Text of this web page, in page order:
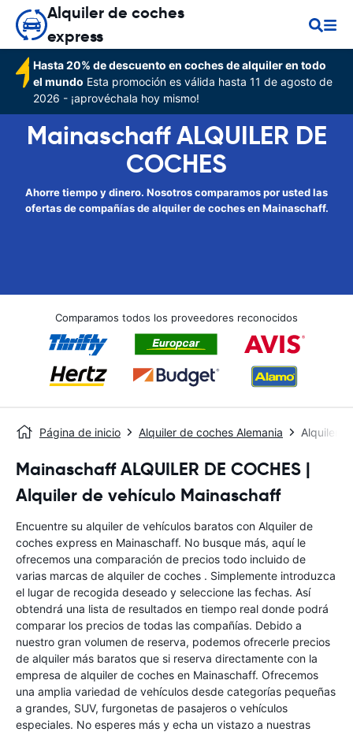
Alquiler de coches
express
Hasta 20% de descuento en coches de alquiler en todo
el mundo Esta promoción es válida hasta 11 de agosto de
2026 - ¡aprovéchala hoy mismo!
Mainaschaff ALQUILER DE
COCHES
Ahorre tiempo y dinero. Nosotros comparamos por usted las
ofertas de compañías de alquiler de coches en Mainaschaff.
Comparamos todos los proveedores reconocidos
Página de inicio Alquiler de coches Alemania Alquiler
Mainaschaff ALQUILER DE COCHES |
Alquiler de vehículo Mainaschaff
Encuentre su alquiler de vehículos baratos con Alquiler de
coches express en Mainaschaff. No busque más, aquí le
ofrecemos una comparación de precios todo incluido de
varias marcas de alquiler de coches . Simplemente introduzca
el lugar de recogida deseado y seleccione las fechas. Así
obtendrá una lista de resultados en tiempo real donde podrá
comparar los precios de todas las compañías. Debido a
nuestro gran volumen de reserva, podemos ofrecerle precios
de alquiler más baratos que si reserva directamente con la
empresa de alquiler de coches en Mainaschaff. Ofrecemos
una amplia variedad de vehículos desde categorías pequeñas
a grandes, SUV, furgonetas de pasajeros o vehículos
especiales. No esperes más y echa un vistazo a nuestras